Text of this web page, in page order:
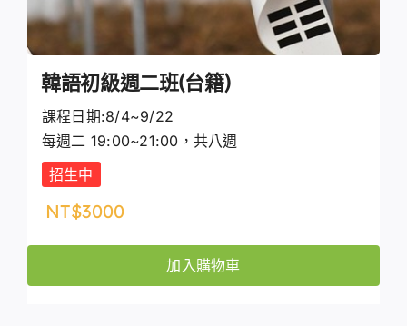
韓語初級週二班(台籍)
課程日期:8/4~9/22
每週二 19:00~21:00，共八週
招生中
NT$3000
加入購物車